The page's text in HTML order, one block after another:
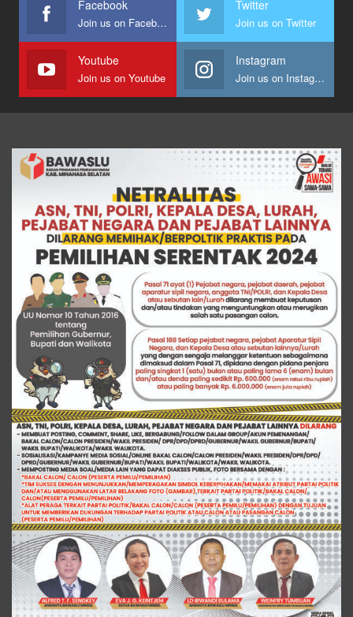
Facebook
Join us on Facebook
Twitter
Join us on Twitter
Youtube
Join us on Youtube
Instagram
Join us on Instagram